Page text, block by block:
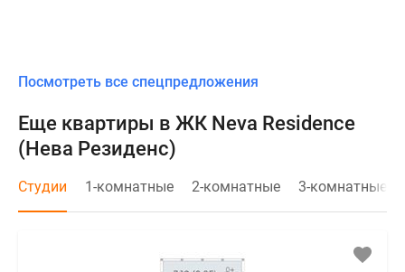
Посмотреть все спецпредложения
Еще квартиры в ЖК Neva Residence
(Нева Резиденс)
Студии 1-комнатные 2-комнатные 3-комнатные